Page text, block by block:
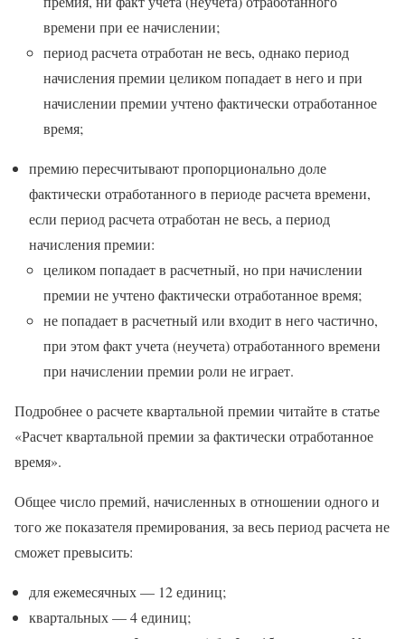
времени при ее начислении;
период расчета отработан не весь, однако период
начисления премии целиком попадает в него и при
начислении премии учтено фактически отработанное
время;
премию пересчитывают пропорционально доле
фактически отработанного в периоде расчета времени,
если период расчета отработан не весь, а период
начисления премии:
целиком попадает в расчетный, но при начислении
премии не учтено фактически отработанное время;
не попадает в расчетный или входит в него частично,
при этом факт учета (неучета) отработанного времени
при начислении премии роли не играет.
Подробнее о расчете квартальной премии читайте в статье
«Расчет квартальной премии за фактически отработанное
время».
Общее число премий, начисленных в отношении одного и
того же показателя премирования, за весь период расчета не
сможет превысить:
для ежемесячных — 12 единиц;
квартальных — 4 единиц;